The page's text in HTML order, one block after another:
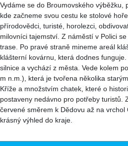
Vydáme se do Broumovského výběžku,
kde začneme svou cestu ke stolové
přírodovědci, turisté, horolezci,
milovníci tajemství. Z náměstí v Polici
trase. Po pravé straně mineme areál
klášterní kovárnu, která dodnes
silnice a vychází z města. Vede kolem
m n.m.), která je tvořena několika
Kříže a množstvím chatek, které o
postaveny nedávno pro potřeby turistů.
červené směrem k Dědovu až na
krásný výhled do kraje.